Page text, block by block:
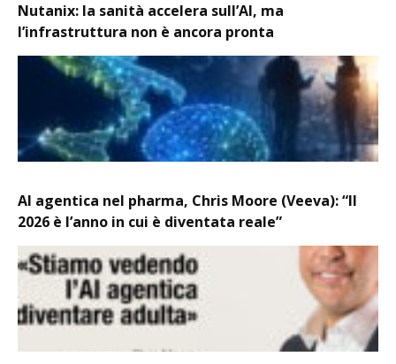
Nutanix: la sanità accelera sull’AI, ma
l’infrastruttura non è ancora pronta
AI agentica nel pharma, Chris Moore (Veeva): “Il
2026 è l’anno in cui è diventata reale”